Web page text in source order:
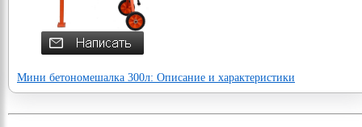
Мини бетономешалка 300л: Описание и характеристики